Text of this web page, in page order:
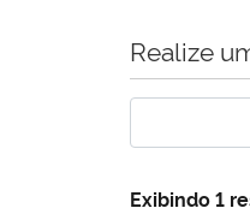
Início do
Realize
Exibindo 1